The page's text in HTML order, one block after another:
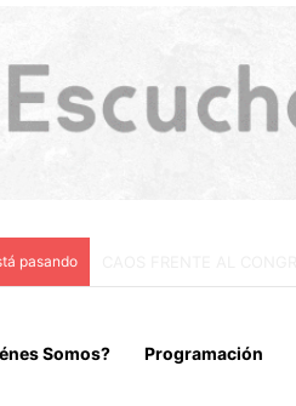
pasando
Somos? Programación